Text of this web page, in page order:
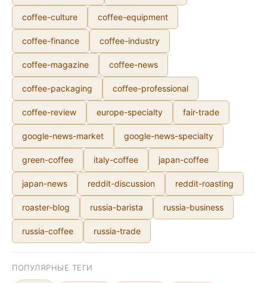
coffee-culture coffee-equipment
coffee-finance coffee-industry
coffee-magazine coffee-news
coffee-packaging coffee-professional
coffee-review europe-specialty fair-trade
google-news-market google-news-specialty
green-coffee italy-coffee japan-coffee
japan-news reddit-discussion reddit-roasting
roaster-blog russia-barista russia-business
russia-coffee russia-trade
ПОПУЛЯРНЫЕ ТЕГИ